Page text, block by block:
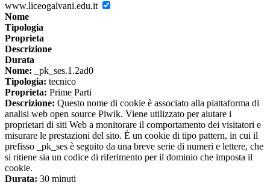
www.liceogalvani.edu.it
Nome
Tipologia
Proprieta
Descrizione
Durata
Nome: _pk_ses.1.2ad0
Tipologia: tecnico
Proprieta: Prime Parti
Descrizione: Questo nome di cookie è associato alla piattaforma di
analisi web open source Piwik. Viene utilizzato per aiutare i
proprietari di siti Web a monitorare il comportamento dei visitatori e
misurare le prestazioni del sito. È un cookie di tipo pattern, in cui il
prefisso _pk_ses è seguito da una breve serie di numeri e lettere, che
si ritiene sia un codice di riferimento per il dominio che imposta il
cookie.
Durata: 30 minuti